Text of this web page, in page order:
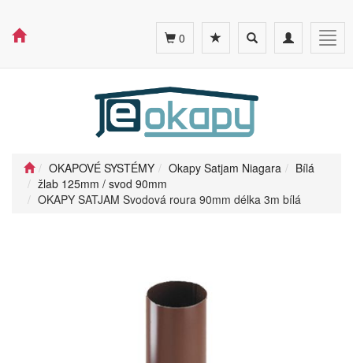
Toggle
navigation
Toggle
search
0
OKAPOVÉ SYSTÉMY Okapy Satjam Niagara
Bílá
žlab 125mm / svod 90mm
OKAPY SATJAM Svodová roura 90mm délka 3m bílá